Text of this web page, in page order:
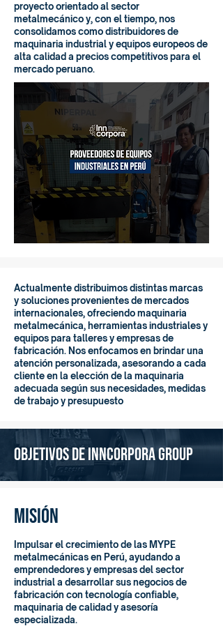
proyecto orientado al sector
metalmecánico y, con el tiempo, nos
consolidamos como distribuidores de
maquinaria industrial y equipos europeos de
alta calidad a precios competitivos para el
mercado peruano.
Actualmente distribuimos distintas marcas
y soluciones provenientes de mercados
internacionales, ofreciendo maquinaria
metalmecánica, herramientas industriales y
equipos para talleres y empresas de
fabricación. Nos enfocamos en brindar una
atención personalizada, asesorando a cada
cliente en la elección de la maquinaria
adecuada según sus necesidades, medidas
de trabajo y presupuesto
objetivos de inncorpora group
Misión
Impulsar el crecimiento de las MYPE
metalmecánicas en Perú, ayudando a
emprendedores y empresas del sector
industrial a desarrollar sus negocios de
fabricación con tecnología confiable,
maquinaria de calidad y asesoría
especializada.